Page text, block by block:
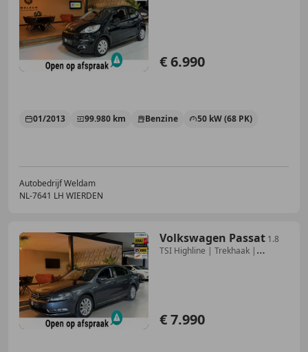
€ 6.990
01/2013 99.980 km Benzine 50 kW (68 PK)
Autobedrijf Weldam
NL-7641 LH WIERDEN
Volkswagen Passat 1.8
TSI Highline | Trekhaak |
€ 7.990